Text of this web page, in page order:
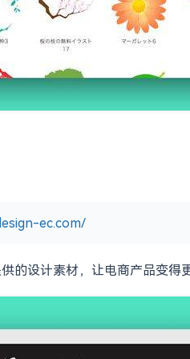
ec.com/
的设计素材，让电商产品变